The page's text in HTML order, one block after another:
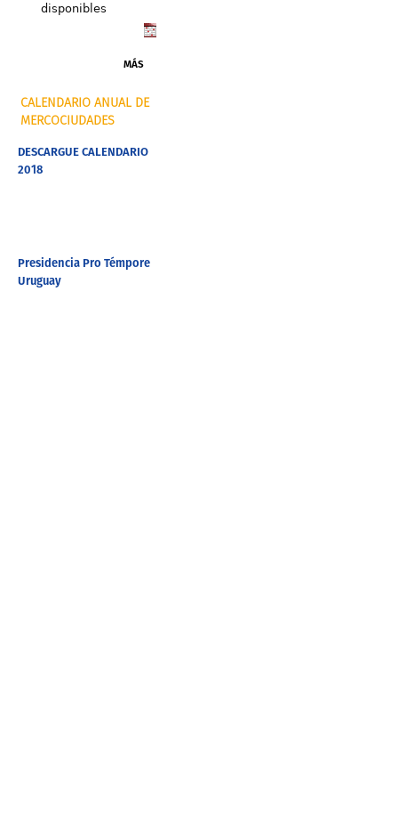
disponibles
MÁS
CALENDARIO ANUAL DE
MERCOCIUDADES
DESCARGUE CALENDARIO
2018
Presidencia Pro Témpore
Uruguay